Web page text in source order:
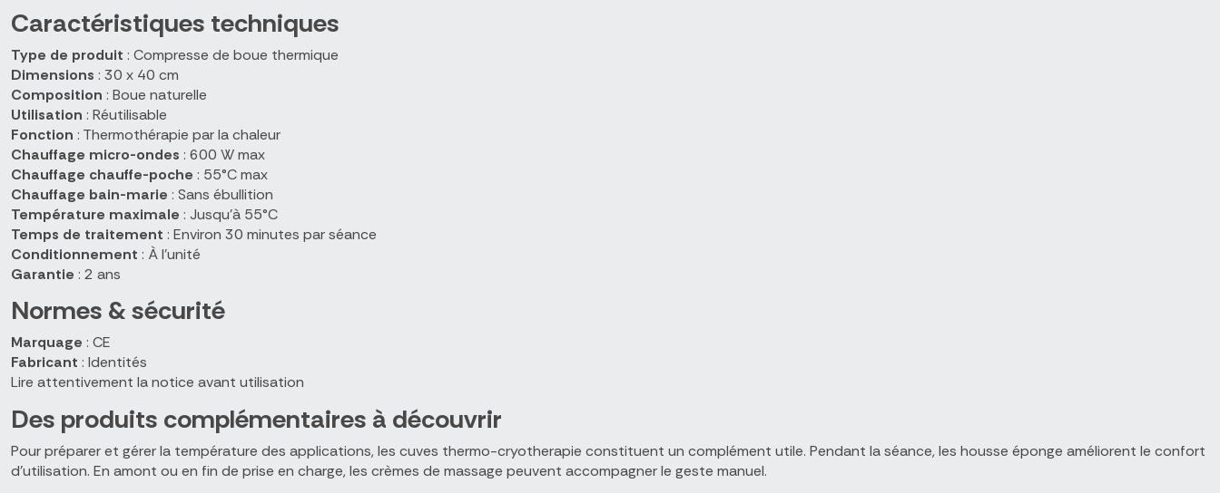
Caractéristiques techniques
Type de produit : Compresse de boue thermique
Dimensions : 30 x 40 cm
Composition : Boue naturelle
Utilisation : Réutilisable
Fonction : Thermothérapie par la chaleur
Chauffage micro-ondes : 600 W max
Chauffage chauffe-poche : 55°C max
Chauffage bain-marie : Sans ébullition
Température maximale : Jusqu'à 55°C
Temps de traitement : Environ 30 minutes par séance
Conditionnement : À l'unité
Garantie : 2 ans
Normes & sécurité
Marquage : CE
Fabricant : Identités
Lire attentivement la notice avant utilisation
Des produits complémentaires à découvrir
Pour préparer et gérer la température des applications, les cuves thermo-cryotherapie constituent un complément utile. Pendant la séance, les housse éponge améliorent le confort
d'utilisation. En amont ou en fin de prise en charge, les crèmes de massage peuvent accompagner le geste manuel.